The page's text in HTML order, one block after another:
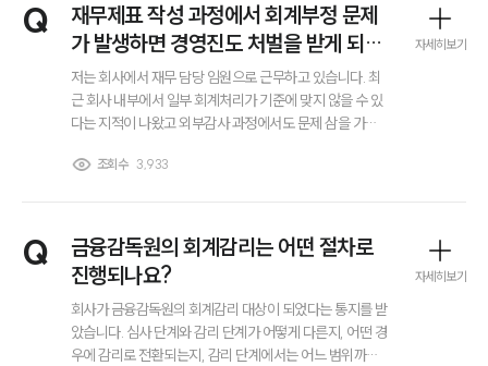
대륜의 강점
오시는 길
글로벌 파트너 로펌
고객의 소리
통합검색
AI대륜
Q
재무제표 작성 과정에서 회계부정 문제
가 발생하면 경영진도 처벌을 받게 되나
요?
저는 회사에서 재무 담당 임원으로 근무하고 있습니다. 최
근 회사 내부에서 일부 회계처리가 기준에 맞지 않을 수 있
다는 지적이 나왔고 외부감사 과정에서도 문제 삼을 가능
아니더라도 회계부정으로 판단될 경우 형사처벌까지 이어
조회수 3,933
자세히보기
Q
금융감독원의 회계감리는 어떤 절차로
진행되나요?
회사가 금융감독원의 회계감리 대상이 되었다는 통지를 받
았습니다. 심사 단계와 감리 단계가 어떻게 다른지, 어떤 경
우에 감리로 전환되는지, 감리 단계에서는 어느 범위까지
자세히보기